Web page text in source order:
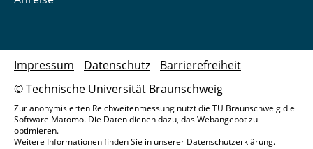
© Technische Universität Braunschweig
Impressum Datenschutz Barrierefreiheit
Zur anonymisierten Reichweitenmessung nutzt die TU Braunschweig die
Software Matomo. Die Daten dienen dazu, das Webangebot zu
optimieren.
Weitere Informationen finden Sie in unserer Datenschutzerklärung.